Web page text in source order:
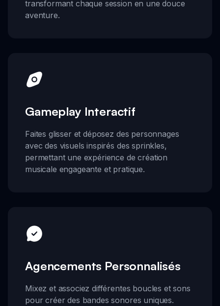
transformant chaque session en une douce
aventure.
Gameplay Interactif
Faites glisser et déposez des personnages
avec des visuels inspirés des sprinkles,
permettant une expérience de création
musicale engageante et pratique.
Agencements Personnalisés
Mixez et associez différentes boucles et sons
pour créer des bandes sonores uniques.